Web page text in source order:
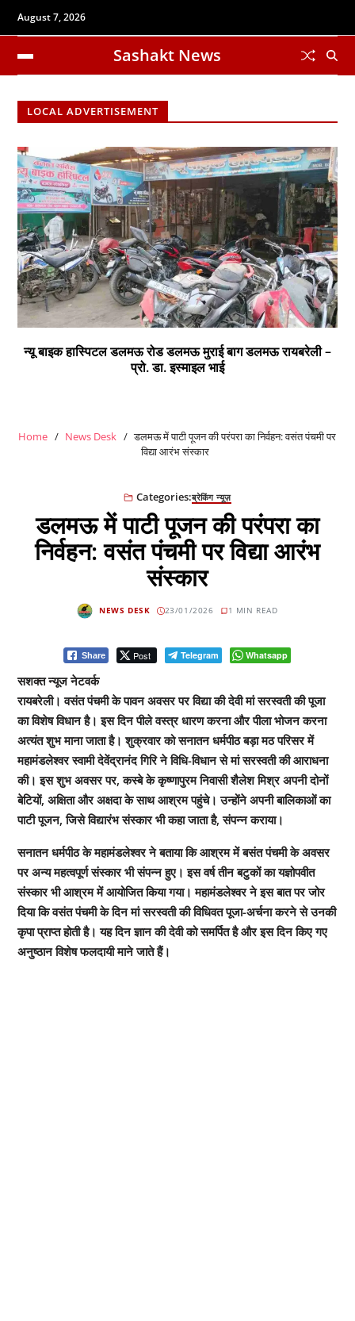
August 7, 2026
Sashakt News
LOCAL ADVERTISEMENT
न्यू बाइक हास्पिटल डलमऊ रोड डलमऊ मुराई बाग डलमऊ रायबरेली –
प्रो. डा. इस्माइल भाई
Home News Desk
डलमऊ में पाटी पूजन की परंपरा का निर्वहन: वसंत पंचमी पर
विद्या आरंभ संस्कार
Categories:ब्रेकिंग न्यूज़
डलमऊ में पाटी पूजन की परंपरा का
निर्वहन: वसंत पंचमी पर विद्या आरंभ
संस्कार
NEWS DESK 23/01/2026 1 MIN READ
Share Post Telegram Whatsapp
सशक्त न्यूज नेटवर्क
रायबरेली। वसंत पंचमी के पावन अवसर पर विद्या की देवी मां सरस्वती की पूजा
का विशेष विधान है। इस दिन पीले वस्त्र धारण करना और पीला भोजन करना
अत्यंत शुभ माना जाता है। शुक्रवार को सनातन धर्मपीठ बड़ा मठ परिसर में
महामंडलेश्वर स्वामी देवेंद्रानंद गिरि ने विधि-विधान से मां सरस्वती की आराधना
की। इस शुभ अवसर पर, कस्बे के कृष्णापुरम निवासी शैलेश मिश्र अपनी दोनों
बेटियों, अक्षिता और अक्षदा के साथ आश्रम पहुंचे। उन्होंने अपनी बालिकाओं का
पाटी पूजन, जिसे विद्यारंभ संस्कार भी कहा जाता है, संपन्न कराया।
सनातन धर्मपीठ के महामंडलेश्वर ने बताया कि आश्रम में बसंत पंचमी के अवसर
पर अन्य महत्वपूर्ण संस्कार भी संपन्न हुए। इस वर्ष तीन बटुकों का यज्ञोपवीत
संस्कार भी आश्रम में आयोजित किया गया। महामंडलेश्वर ने इस बात पर जोर
दिया कि वसंत पंचमी के दिन मां सरस्वती की विधिवत पूजा-अर्चना करने से उनकी
कृपा प्राप्त होती है। यह दिन ज्ञान की देवी को समर्पित है और इस दिन किए गए
अनुष्ठान विशेष फलदायी माने जाते हैं।